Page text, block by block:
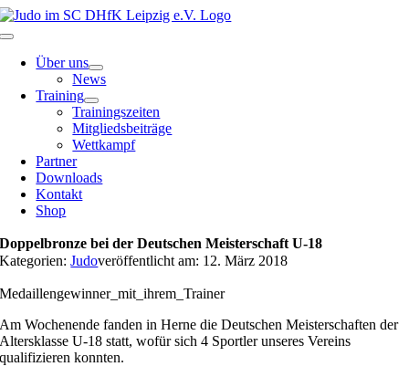
Zum
Inhalt
Toggle
NavigationÜber uns
News
Training
Trainingszeiten
Mitgliedsbeiträge
Wettkampf
Partner
Downloads
Kontakt
Shop
Doppelbronze bei der Deutschen Meisterschaft U-18
Kategorien:Judoveröffentlicht am: 12. März 2018
Medaillengewinner_mit_ihrem_Trainer
Am Wochenende fanden in Herne die Deutschen Meisterschaften der
Altersklasse U-18 statt, wofür sich 4 Sportler unseres Vereins
qualifizieren konnten.